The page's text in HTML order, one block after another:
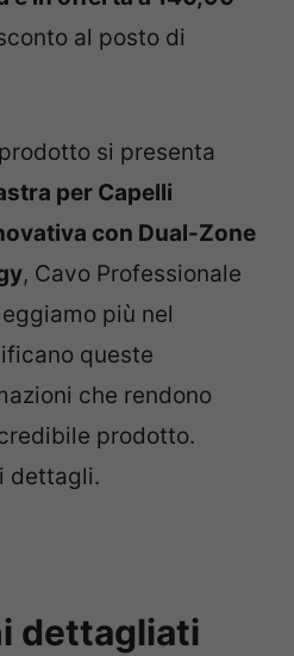
al posto di
si presenta
per Capelli
con Dual-Zone
, Cavo Professionale
più nel
queste
che rendono
prodotto.
dettagli.
dettagliati